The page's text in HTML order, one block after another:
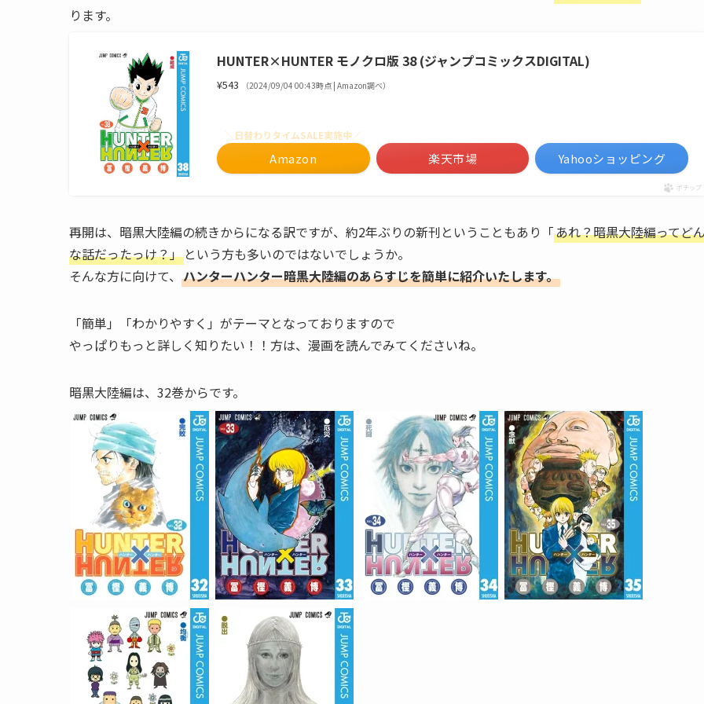
ります。
HUNTER×HUNTER モノクロ版 38 (ジャンプコミックスDIGITAL)
¥543 （2024/09/04 00:43時点 | Amazon調べ）
＼日替わりタイムSALE実施中／
Amazon 楽天市場 Yahooショッピング
ポチップ
再開は、暗黒大陸編の続きからになる訳ですが、約2年ぶりの新刊ということもあり「あれ？暗黒大陸編ってど
な話だったっけ？」 という方も多いのではないでしょうか。
そんな方に向けて、 ハンターハンター暗黒大陸編のあらすじを簡単に紹介いたします。
「簡単」「わかりやすく」がテーマとなっておりますので
やっぱりもっと詳しく知りたい！！方は、漫画を読んでみてくださいね。
暗黒大陸編は、32巻からです。